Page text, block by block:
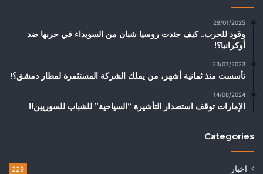
29/01/2025
وقود للحرب.. كيف جندت روسيا شبان من السويداء في حربها ضد
أوكرانيا؟!
23/07/2023
تأسست منذ ثمانية أشهر، من يملك الشركة المستثمرة لمطار دمشق؟!
14/08/2024
الإمارات توقف استصدار التأشيرة “السياحية” للشباب للسوريين!!
Categories
اخبار 229